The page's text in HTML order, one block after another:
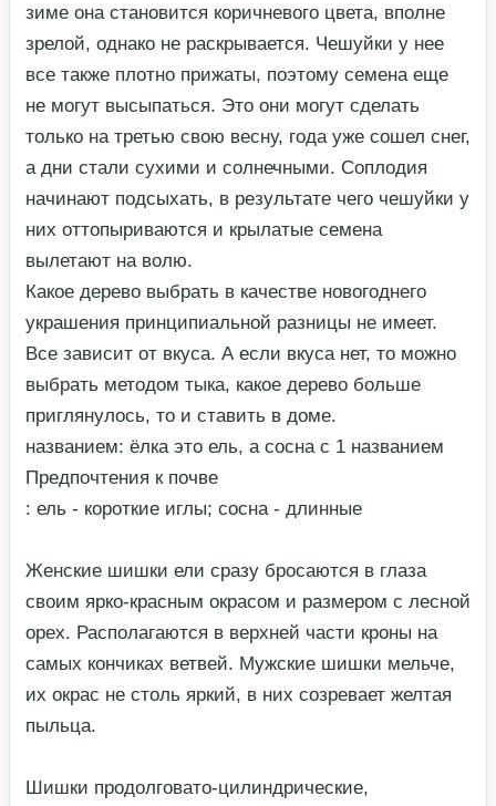
зиме она становится коричневого цвета, вполне
зрелой, однако не раскрывается. Чешуйки у нее
все также плотно прижаты, поэтому семена еще
не могут высыпаться. Это они могут сделать
только на третью свою весну, года уже сошел снег,
а дни стали сухими и солнечными. Соплодия
начинают подсыхать, в результате чего чешуйки у
них оттопыриваются и крылатые семена
вылетают на волю.​
​Какое дерево выбрать в качестве новогоднего
украшения принципиальной разницы не имеет.
Все зависит от вкуса. А если вкуса нет, то можно
выбрать методом тыка, какое дерево больше
приглянулось, то и ставить в доме.​
​названием: ёлка это ель, а сосна с 1 названием​
​Предпочтения к почве​
​: ель - короткие иглы; сосна - длинные​
​Женские шишки ели сразу бросаются в глаза
своим ярко-красным окрасом и размером с лесной
орех. Располагаются в верхней части кроны на
самых кончиках ветвей. Мужские шишки мельче,
их окрас не столь яркий, в них созревает желтая
пыльца.​
​Шишки продолговато-цилиндрические,